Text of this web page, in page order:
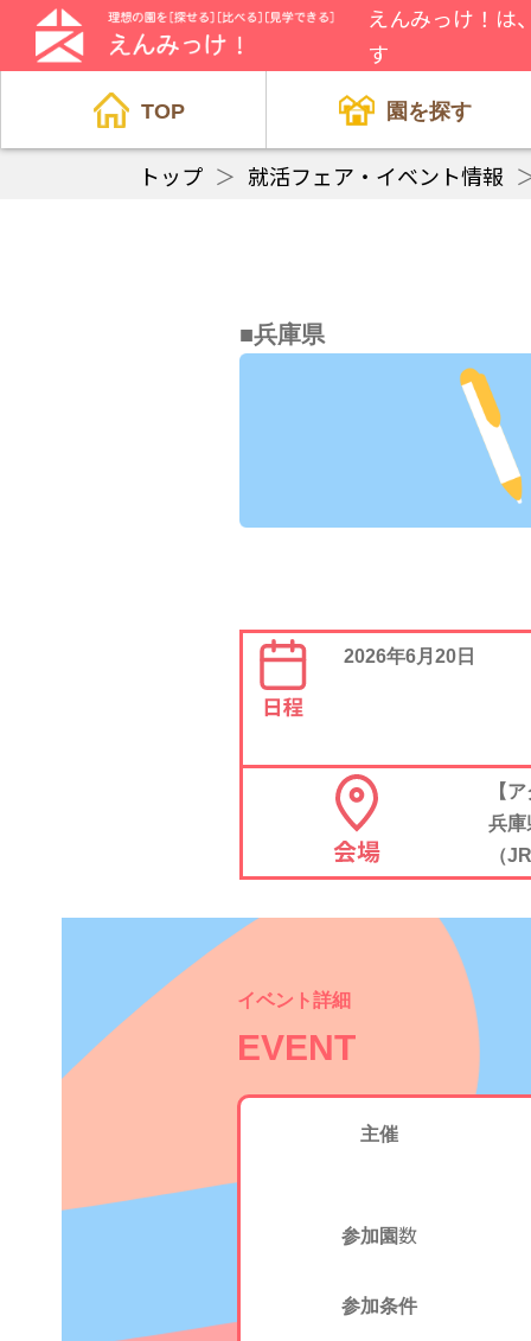
えんみっけ！は
す
TOP
園を探す
トップ ＞ 就活フェア・イベント情報
■兵庫県
2026年6月20日
【
兵
（
イベント詳細
EVENT
主催
参加園数
参加条件